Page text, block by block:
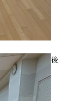
後